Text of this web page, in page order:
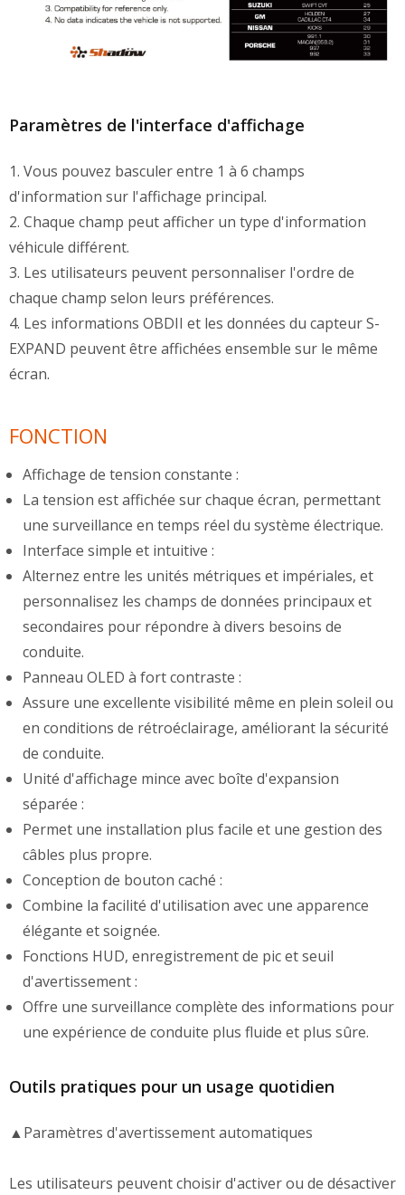
Paramètres de l'interface d'affichage
1. Vous pouvez basculer entre 1 à 6 champs
d'information sur l'affichage principal.
2. Chaque champ peut afficher un type d'information
véhicule différent.
3. Les utilisateurs peuvent personnaliser l'ordre de
chaque champ selon leurs préférences.
4. Les informations OBDII et les données du capteur S-
EXPAND peuvent être affichées ensemble sur le même
écran.
FONCTION
Affichage de tension constante :
La tension est affichée sur chaque écran, permettant
une surveillance en temps réel du système électrique.
Interface simple et intuitive :
Alternez entre les unités métriques et impériales, et
personnalisez les champs de données principaux et
secondaires pour répondre à divers besoins de
conduite.
Panneau OLED à fort contraste :
Assure une excellente visibilité même en plein soleil ou
en conditions de rétroéclairage, améliorant la sécurité
de conduite.
Unité d'affichage mince avec boîte d'expansion
séparée :
Permet une installation plus facile et une gestion des
câbles plus propre.
Conception de bouton caché :
Combine la facilité d'utilisation avec une apparence
élégante et soignée.
Fonctions HUD, enregistrement de pic et seuil
d'avertissement :
Offre une surveillance complète des informations pour
une expérience de conduite plus fluide et plus sûre.
Outils pratiques pour un usage quotidien
▲Paramètres d'avertissement automatiques
Les utilisateurs peuvent choisir d'activer ou de désactiver